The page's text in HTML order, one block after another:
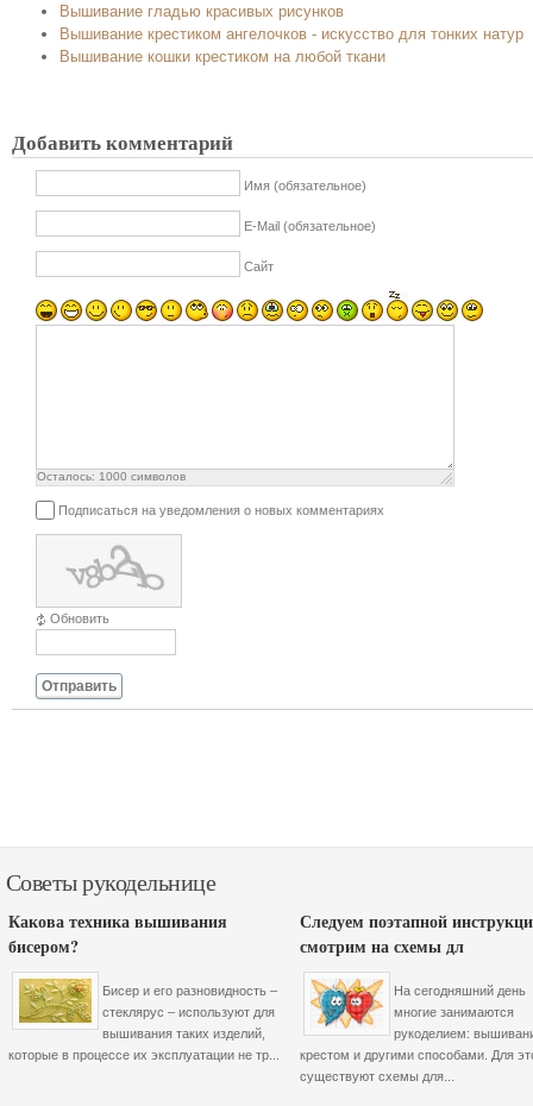
Вышивание гладью красивых рисунков
Вышивание крестиком ангелочков - искусство для тонких натур
Вышивание кошки крестиком на любой ткани
Добавить комментарий
Имя (обязательное)
E-Mail (обязательное)
Сайт
Осталось: 1000 символов
Подписаться на уведомления о новых комментариях
Обновить
Отправить
Советы рукодельнице
Какова техника вышивания
бисером?
Бисер и его разновидность –
стеклярус – используют для
вышивания таких изделий,
которые в процессе их эксплуатации не тр...
Следуем поэтапной
смотрим на схемы дл
На сегодняшний день
многие занимаются
рукоделием:
крестом и другими способами. Для
существуют схемы для...